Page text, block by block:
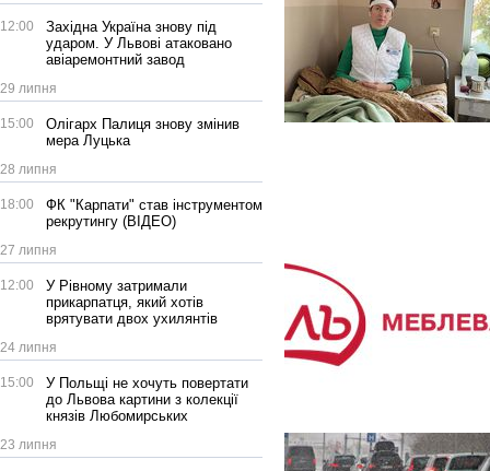
12:00
Західна Україна знову під
ударом. У Львові атаковано
авіаремонтний завод
29 липня
15:00
Олігарх Палиця знову змінив
мера Луцька
28 липня
18:00
ФК "Карпати" став інструментом
рекрутингу (ВІДЕО)
27 липня
12:00
У Рівному затримали
прикарпатця, який хотів
врятувати двох ухилянтів
24 липня
15:00
У Польщі не хочуть повертати
до Львова картини з колекції
князів Любомирських
23 липня